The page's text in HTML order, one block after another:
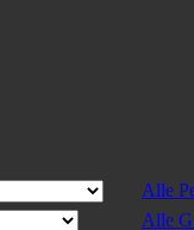
Alle
Alle